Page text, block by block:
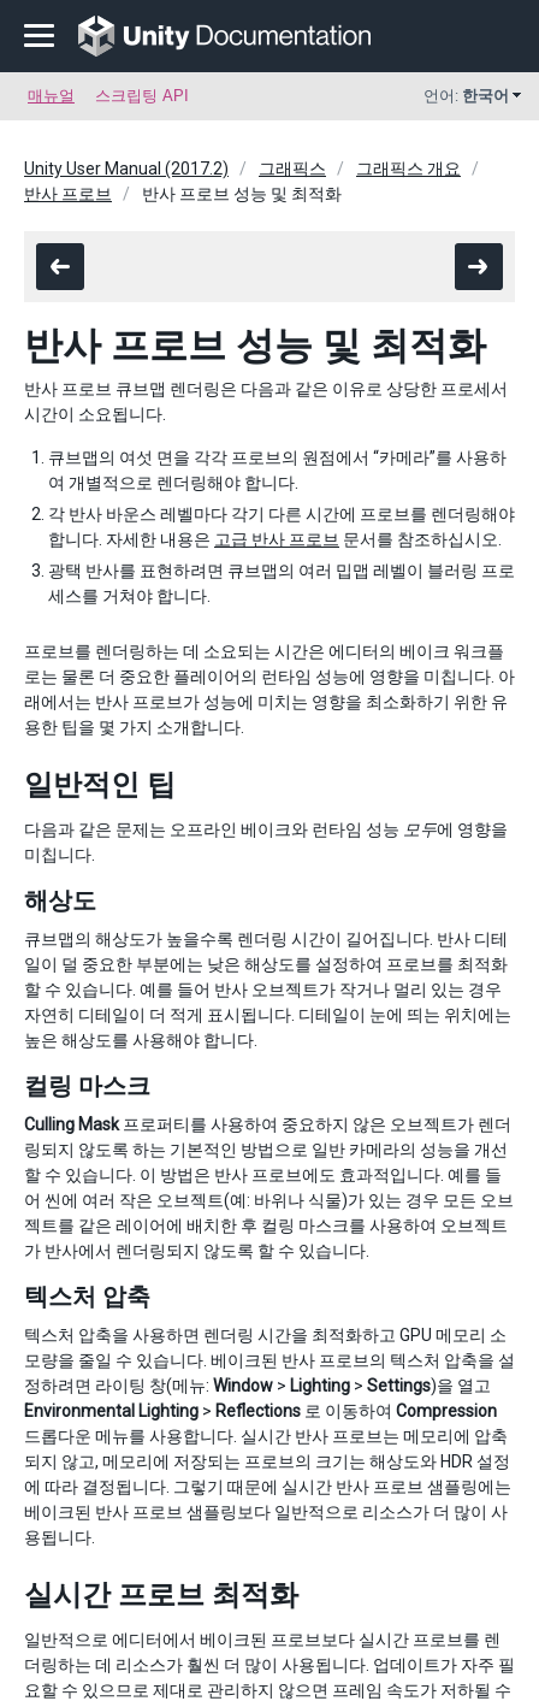
매뉴얼 스크립팅 API 언어: 한국어
Unity User Manual (2017.2) 그래픽스
그래픽스 개요
반사 프로브
반사 프로브 성능 및 최적화
반사 프로브 성능 및 최적화
반사 프로브 큐브맵 렌더링은 다음과 같은 이유로 상당한 프로세서
시간이 소요됩니다.
큐브맵의 여섯 면을 각각 프로브의 원점에서 “카메라”를 사용하
여 개별적으로 렌더링해야 합니다.
각 반사 바운스 레벨마다 각기 다른 시간에 프로브를 렌더링해야
합니다. 자세한 내용은 고급 반사 프로브 문서를 참조하십시오.
광택 반사를 표현하려면 큐브맵의 여러 밉맵 레벨이 블러링 프로
세스를 거쳐야 합니다.
프로브를 렌더링하는 데 소요되는 시간은 에디터의 베이크 워크플
로는 물론 더 중요한 플레이어의 런타임 성능에 영향을 미칩니다. 아
래에서는 반사 프로브가 성능에 미치는 영향을 최소화하기 위한 유
용한 팁을 몇 가지 소개합니다.
일반적인 팁
다음과 같은 문제는 오프라인 베이크와 런타임 성능 모두에 영향을
미칩니다.
해상도
큐브맵의 해상도가 높을수록 렌더링 시간이 길어집니다. 반사 디테
일이 덜 중요한 부분에는 낮은 해상도를 설정하여 프로브를 최적화
할 수 있습니다. 예를 들어 반사 오브젝트가 작거나 멀리 있는 경우
자연히 디테일이 더 적게 표시됩니다. 디테일이 눈에 띄는 위치에는
높은 해상도를 사용해야 합니다.
컬링 마스크
Culling Mask프로퍼티를 사용하여 중요하지 않은 오브젝트가 렌더
링되지 않도록 하는 기본적인 방법으로 일반 카메라의 성능을 개선
할 수 있습니다. 이 방법은 반사 프로브에도 효과적입니다. 예를 들
어 씬에 여러 작은 오브젝트(예: 바위나 식물)가 있는 경우 모든 오브
젝트를 같은 레이어에 배치한 후 컬링 마스크를 사용하여 오브젝트
가 반사에서 렌더링되지 않도록 할 수 있습니다.
텍스처 압축
텍스처 압축을 사용하면 렌더링 시간을 최적화하고 GPU 메모리 소
모량을 줄일 수 있습니다. 베이크된 반사 프로브의 텍스처 압축을 설
정하려면 라이팅 창(메뉴: Window > Lighting > Settings)을 열고
Environmental Lighting > Reflections 로 이동하여 Compression
드롭다운 메뉴를 사용합니다. 실시간 반사 프로브는 메모리에 압축
되지 않고, 메모리에 저장되는 프로브의 크기는 해상도와 HDR 설정
에 따라 결정됩니다. 그렇기 때문에 실시간 반사 프로브 샘플링에는
베이크된 반사 프로브 샘플링보다 일반적으로 리소스가 더 많이 사
용됩니다.
실시간 프로브 최적화
일반적으로 에디터에서 베이크된 프로브보다 실시간 프로브를 렌
더링하는 데 리소스가 훨씬 더 많이 사용됩니다. 업데이트가 자주 필
요할 수 있으므로 제대로 관리하지 않으면 프레임 속도가 저하될 수